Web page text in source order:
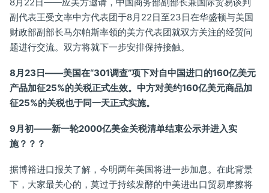
8月22日——应美方邀请，中国商务部副部长兼国际贸易谈判
副代表王受文率中方代表团于8月22日至23日在华盛顿与美国
财政部副部长马尔帕斯率领的美方代表团就双方关注的经贸问
题进行交流。双方将就下一步安排保持接触。
8月23日——美国在“301调查”项下对自中国进口的160亿美元
产品加征25%的关税正式生效。中方对美约160亿美元商品加
征25%的关税也于同一天正式实施。
9月初——新一轮2000亿美金关税清单结束公示并进入实
施？？？
据博裕进口报关了解，今明两年美国将进一步加息。在此背景
下，大家最关心的，莫过于持续发酵的中美进出口贸易摩擦将